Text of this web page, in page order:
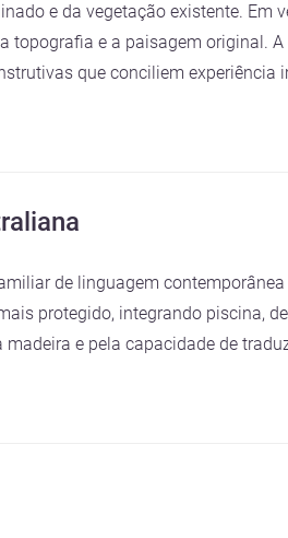
e da vegetação existente. Em
topografia e a paisagem original. A
que conciliem experiência
de linguagem
protegido, integrando piscina,
e pela capacidade de